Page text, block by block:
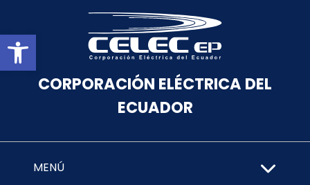
Abrir barra de herramientas
CORPORACIÓN ELÉCTRICA DEL
ECUADOR
MENÚ